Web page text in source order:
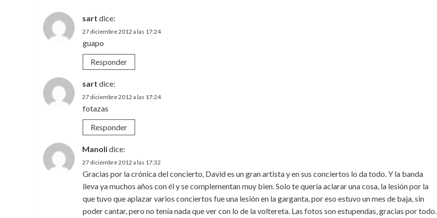
sart dice:
27 diciembre 2012 a las 17:24
guapo
Responder
sart dice:
27 diciembre 2012 a las 17:24
fotazas
Responder
Manolidice:
27 diciembre 2012 a las 17:32
Gracias por la crónica del concierto, David es un gran artista y en sus conciertos lo da todo. Y la banda
lleva ya muchos años con él y se complementan muy bien. Solo te quería aclarar una cosa, la lesión por la
que tuvo que aplazar varios conciertos fue una lesión en la garganta, por eso estuvo un mes de baja, sin
poder cantar, pero no tenía nada que ver con lo de la voltereta. Las fotos son estupendas, gracias por todo.